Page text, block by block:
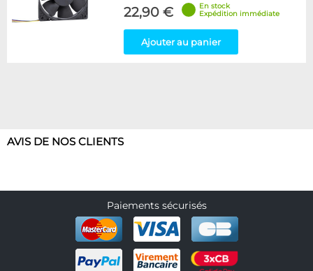
22,90 €
En stock
Expédition immédiate
Ajouter au panier
AVIS DE NOS CLIENTS
Paiements sécurisés